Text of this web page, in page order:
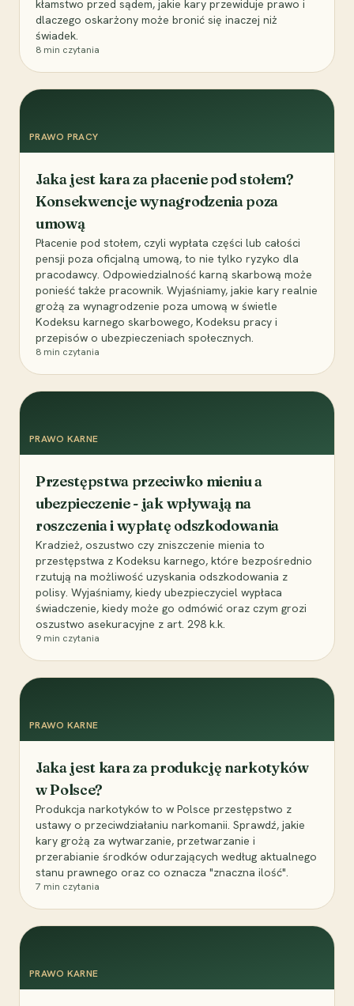
kłamstwo przed sądem, jakie kary przewiduje prawo i
dlaczego oskarżony może bronić się inaczej niż
świadek.
8 min czytania
PRAWO PRACY
Jaka jest kara za płacenie pod stołem?
Konsekwencje wynagrodzenia poza
umową
Płacenie pod stołem, czyli wypłata części lub całości
pensji poza oficjalną umową, to nie tylko ryzyko dla
pracodawcy. Odpowiedzialność karną skarbową może
ponieść także pracownik. Wyjaśniamy, jakie kary realnie
grożą za wynagrodzenie poza umową w świetle
Kodeksu karnego skarbowego, Kodeksu pracy i
przepisów o ubezpieczeniach społecznych.
8 min czytania
PRAWO KARNE
Przestępstwa przeciwko mieniu a
ubezpieczenie - jak wpływają na
roszczenia i wypłatę odszkodowania
Kradzież, oszustwo czy zniszczenie mienia to
przestępstwa z Kodeksu karnego, które bezpośrednio
rzutują na możliwość uzyskania odszkodowania z
polisy. Wyjaśniamy, kiedy ubezpieczyciel wypłaca
świadczenie, kiedy może go odmówić oraz czym grozi
oszustwo asekuracyjne z art. 298 k.k.
9 min czytania
PRAWO KARNE
Jaka jest kara za produkcję narkotyków
w Polsce?
Produkcja narkotyków to w Polsce przestępstwo z
ustawy o przeciwdziałaniu narkomanii. Sprawdź, jakie
kary grożą za wytwarzanie, przetwarzanie i
przerabianie środków odurzających według aktualnego
stanu prawnego oraz co oznacza "znaczna ilość".
7 min czytania
PRAWO KARNE